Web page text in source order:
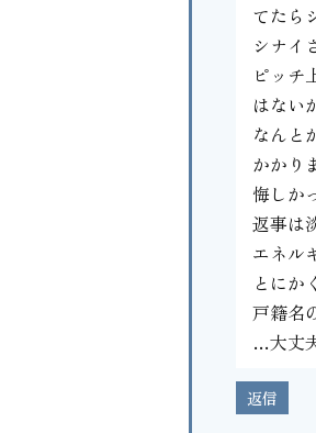
てたら
シナイ
ピッチ
はない
なんと
かかり
悔しか
返事は
エネル
とにか
戸籍名
…大丈
返信